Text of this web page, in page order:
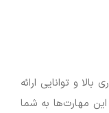
و توانایی ارائه
مهارت‌ها به شما